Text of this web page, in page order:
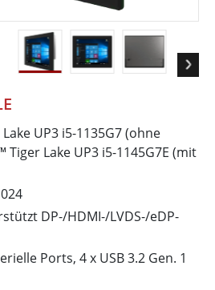
UP3 i5-1135G7 (ohne
Lake UP3 i5-1145G7E (mit
DP-/HDMI-/LVDS-/eDP-
Ports, 4 x USB 3.2 Gen. 1